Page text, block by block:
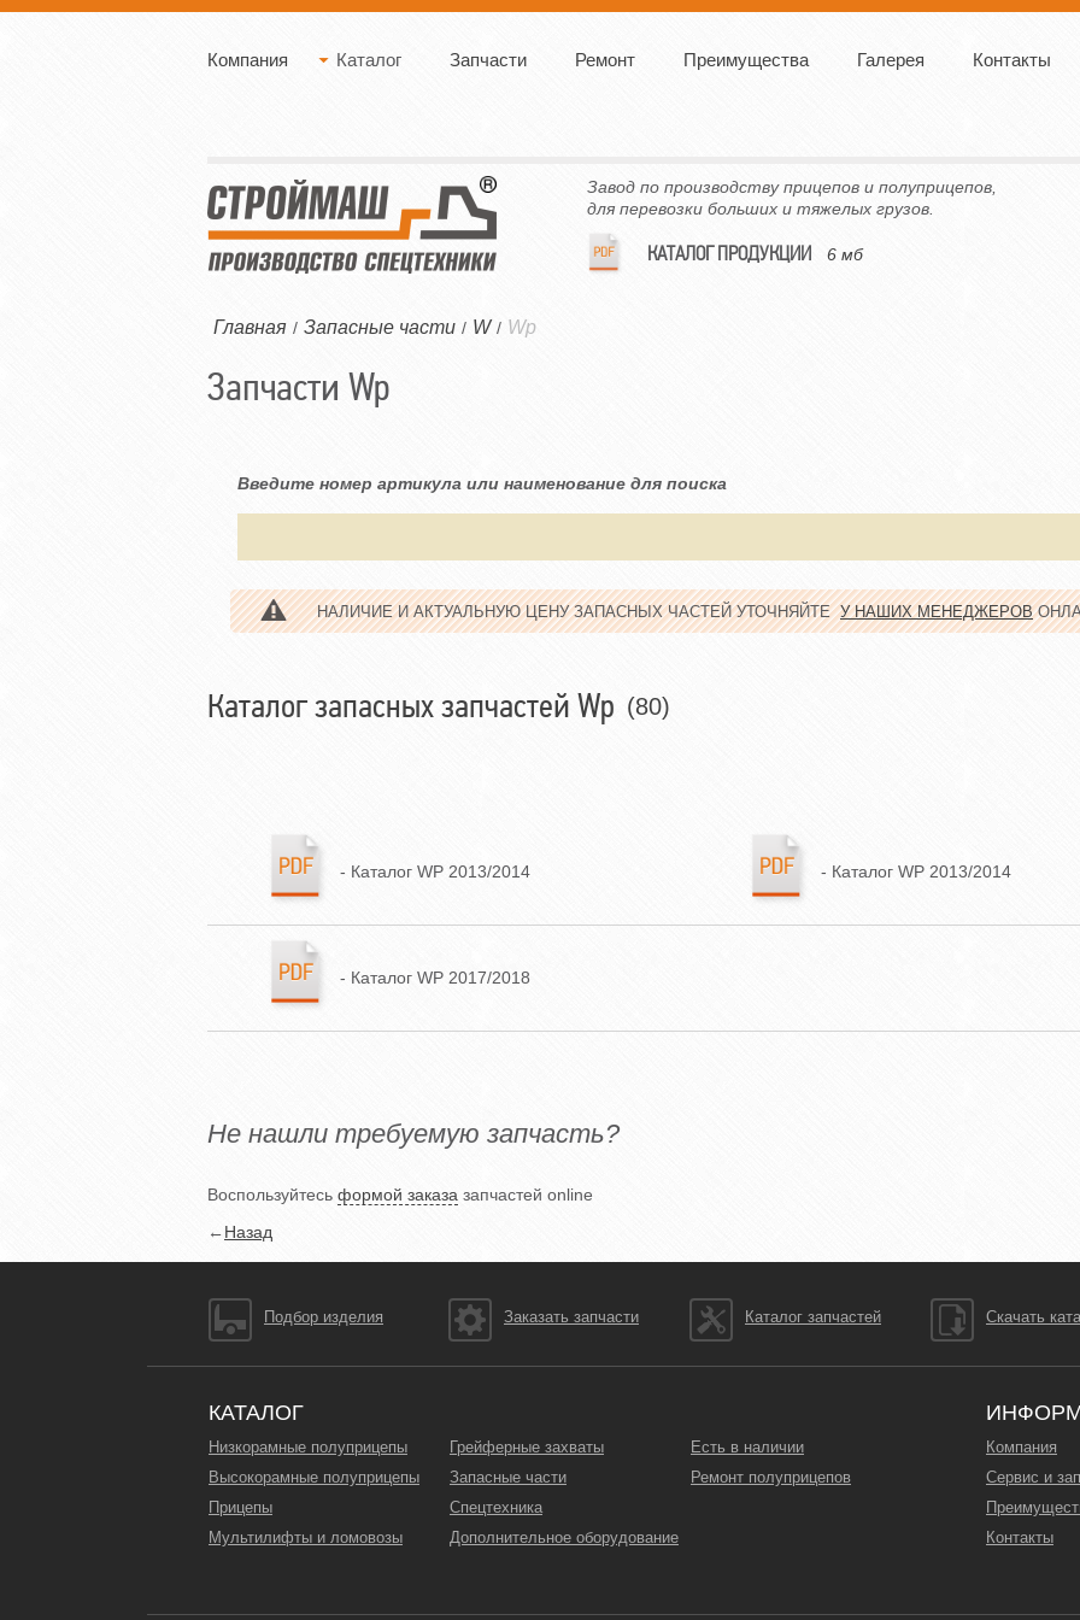
Компания Каталог Запчасти Ремонт Преимущества Галерея Контакты
Завод по производству прицепов и полуприцепов,
для перевозки больших и тяжелых грузов.
КАТАЛОГ ПРОДУКЦИИ 6 мб
Главная / Запасные части / W / Wp
Запчасти Wp
Введите номер артикула или наименование для поиска
НАЛИЧИЕ И АКТУАЛЬНУЮ ЦЕНУ ЗАПАСНЫХ ЧАСТЕЙ УТОЧНЯЙТЕУ НАШИХ МЕНЕДЖЕРОВ
Каталог запасных запчастей Wp (80)
- Каталог WP 2013/2014 - Каталог WP 2013/2014
- Каталог WP 2017/2018
Не нашли требуемую запчасть?
Воспользуйтесь формой заказа запчастей online
←Назад
Подбор изделия Заказать запчасти Каталог запчастей Скачать
КАТАЛОГ
Низкорамные полуприцепы
Высокорамные полуприцепы
Прицепы
Мультилифты и ломовозы
Грейферные захваты
Запасные части
Спецтехника
Дополнительное оборудование
Есть в наличии
Ремонт полуприцепов
Компания
Сервис и
Контакты